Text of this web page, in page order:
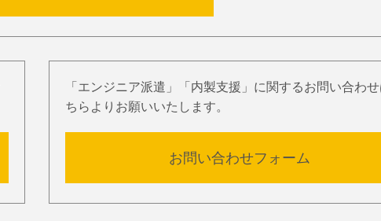
「エンジニア派遣」「内製支援」に関するお問い合わせ
ちらよりお願いいたします。
お問い合わせフォーム